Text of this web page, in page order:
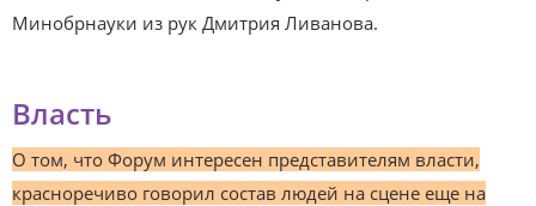
Минобрнауки из рук Дмитрия Ливанова.
Власть
О том, что Форум интересен представителям власти,
красноречиво говорил состав людей на сцене еще на